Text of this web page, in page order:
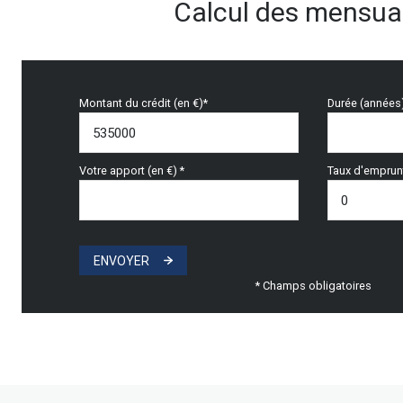
Calcul des
Montant du crédit (en €)* Durée
Votre apport (en €) * Taux
ENVOYER
* Champs obligatoires